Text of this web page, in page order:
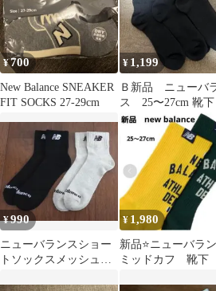
¥700
New Balance SNEAKER
FIT SOCKS 27-29cm
¥ 1,199
Ｂ新品 ニューバ
ス 25〜27cm 靴
得 ソックス メン
ズ ３足組
¥990
ニューバランスショー
トソックスメッシュメ
¥ 1,980
新品⭐ニューバラ
ミッドカフ 靴